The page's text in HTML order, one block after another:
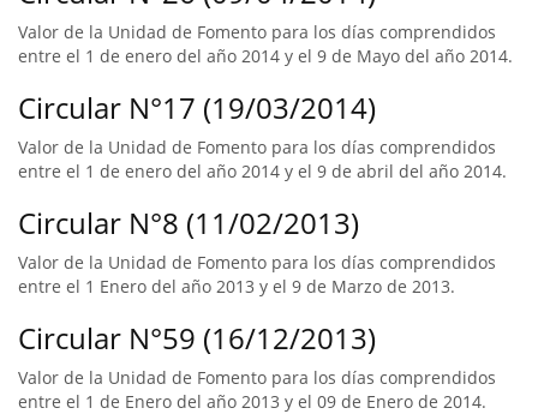
Valor de la Unidad de Fomento para los días comprendidos
entre el 1 de enero del año 2014 y el 9 de Mayo del año 2014.
Circular N°17 (19/03/2014)
Valor de la Unidad de Fomento para los días comprendidos
entre el 1 de enero del año 2014 y el 9 de abril del año 2014.
Circular N°8 (11/02/2013)
Valor de la Unidad de Fomento para los días comprendidos
entre el 1 Enero del año 2013 y el 9 de Marzo de 2013.
Circular N°59 (16/12/2013)
Valor de la Unidad de Fomento para los días comprendidos
entre el 1 de Enero del año 2013 y el 09 de Enero de 2014.